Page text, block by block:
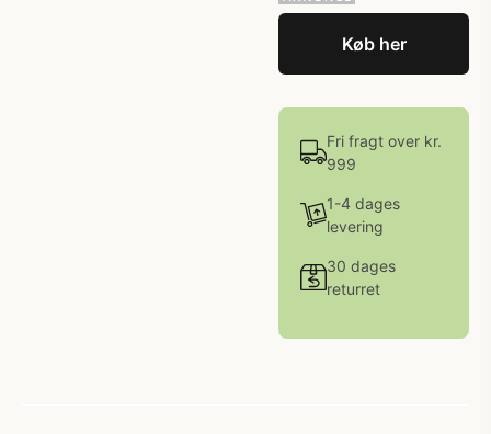
Køb her
Fri fragt over kr.
999
1-4 dages
levering
30 dages
returret